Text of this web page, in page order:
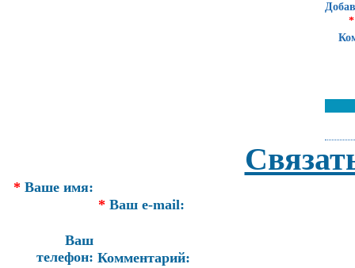
*
* Ваше имя:
* Ваш e-mail:
Ваш
телефон: Комментарий: